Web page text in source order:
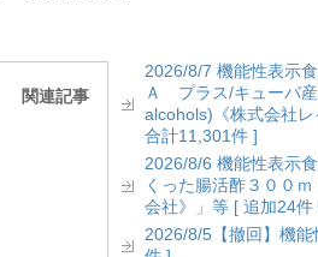
関連記事
2026/8/7 機能性表示
Ａ プラス/キューバ
alcohols)《株式会社
合計11,301件 ]
2026/8/6 機能性表示
くった腸活酢３００
会社》」等 [ 追加24
2026/8/5【撤回】機